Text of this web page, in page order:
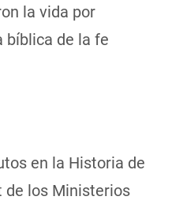
la vida por
bíblica de la fe
en la Historia de
de los Ministerios